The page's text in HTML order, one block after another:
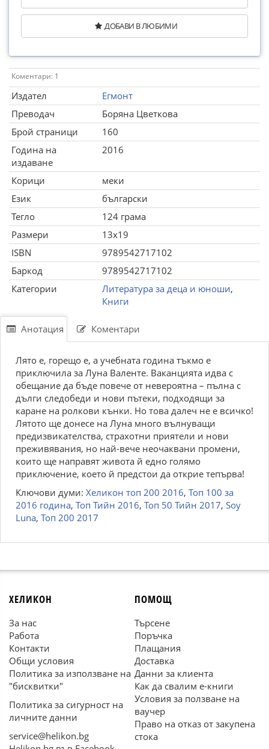
ДОБАВИ В ЛЮБИМИ
Коментари: 1
Издател
Егмонт
Преводач
Боряна Цветкова
Брой страници
160
Година на
издаване
2016
Корици
меки
Език
български
Тегло
124 грама
Размери
13x19
ISBN
9789542717102
Баркод
9789542717102
Категории
Литература за деца и юноши,
Книги
Анотация Коментари
Лято е, горещо е, а учебната година тъкмо е
приключила за Луна Валенте. Ваканцията идва с
обещание да бъде повече от невероятна – пълна с
дълги следобеди и нови пътеки, подходящи за
каране на ролкови кънки. Но това далеч не е всичко!
Лятото ще донесе на Луна много вълнуващи
предизвикателства, страхотни приятели и нови
преживявания, но най-вече неочаквани промени,
които ще направят живота й едно голямо
приключение, което й предстои да открие тепърва!
Ключови думи: Хеликон топ 200 2016, Топ 100 за
2016 година, Топ Тийн 2016, Топ 50 Тийн 2017, Soy
Luna, Топ 200 2017
ХЕЛИКОН
За нас
Работа
Контакти
Общи условия
Политика за използване на
"бисквитки"
Политика за сигурност на
личните данни
service@helikon.bg
ПОМОЩ
Търсене
Поръчка
Плащания
Доставка
Данни за клиента
Как да свалим е-книги
Условия за ползване на
ваучер
Право на отказ от закупена
стока